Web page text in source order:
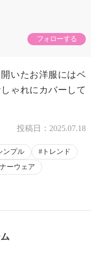
フォローする
いたお洋服にはベ
ゃれにカバーして
投稿日： 2025.07.18
ンプル
トレンド
ーウェア